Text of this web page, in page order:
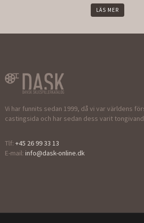
LÄS MER
Vi har funnits sedan 1999, då vi var världens
castingsida och har sedan dess varit
Tlf: +45 26 99 33 13
E-mail: info@dask-online.dk